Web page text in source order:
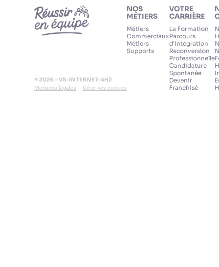
© 2026 - VS-INTERNET-4H2
Mentions légales Gérer vos cookies
NOS
MÉTIERS
Métiers
Commerciaux
Métiers
Supports
VOTRE
CARRIÈRE
La Formation
Parcours
d'Intégration
Reconversion
Professionnelle
Candidature
Spontanée
Devenir
Franchisé